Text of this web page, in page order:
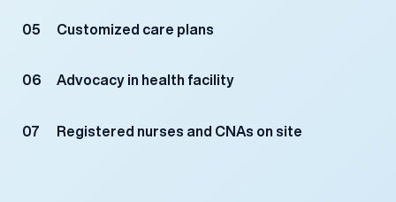
05 Customized care plans
06 Advocacy in health facility
07 Registered nurses and CNAs on site